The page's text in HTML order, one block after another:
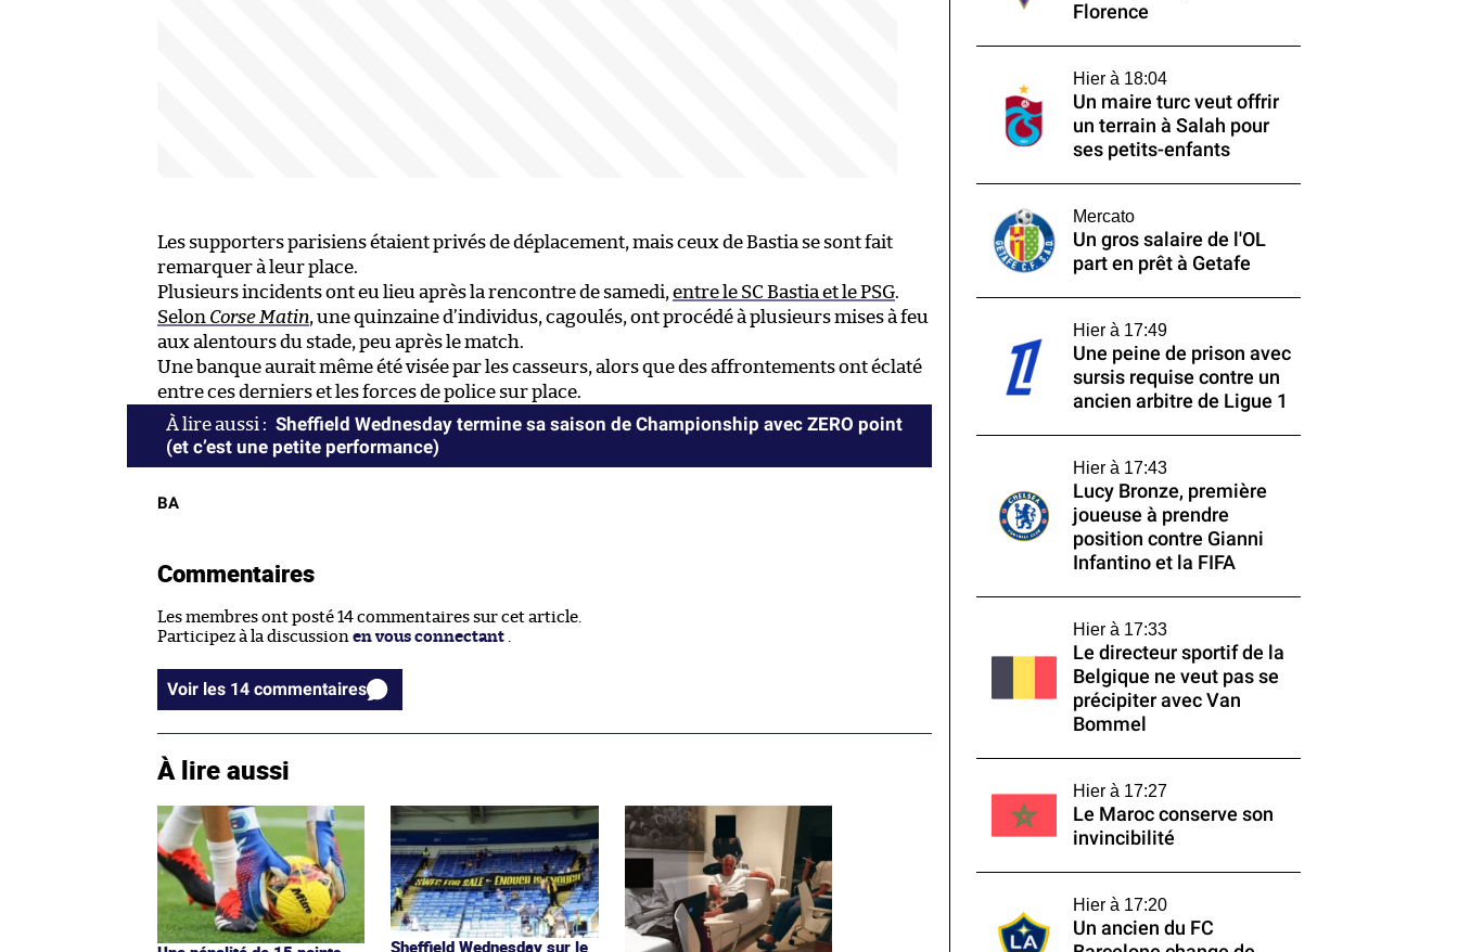
Les supporters parisiens étaient privés de déplacement, mais ceux de Bastia se sont fait
remarquer à leur place.
Plusieurs incidents ont eu lieu après la rencontre de samedi, entre le SC Bastia et le PSG.
Selon Corse Matin, une quinzaine d’individus, cagoulés, ont procédé à plusieurs mises à feu
aux alentours du stade, peu après le match.
Une banque aurait même été visée par les casseurs, alors que des affrontements ont éclaté
entre ces derniers et les forces de police sur place.
Sheffield Wednesday termine sa saison de Championship avec ZERO point
(et c’est une petite performance)
BA
Commentaires
Les membres ont posté 14 commentaires sur cet article.
Participez à la discussion en vous connectant .
Voir les 14 commentaires
À lire aussi
Sheffield Wednesday sur le
Florence
Hier à 18:04
Un maire turc veut offrir
un terrain à Salah pour
ses petits-enfants
Mercato
Un gros salaire de l'OL
part en prêt à Getafe
Hier à 17:49
Une peine de prison avec
sursis requise contre un
ancien arbitre de Ligue 1
Hier à 17:43
Lucy Bronze, première
joueuse à prendre
position contre Gianni
Infantino et la FIFA
Hier à 17:33
Le directeur sportif de la
Belgique ne veut pas se
précipiter avec Van
Bommel
Hier à 17:27
Le Maroc conserve son
invincibilité
Hier à 17:20
Un ancien du FC